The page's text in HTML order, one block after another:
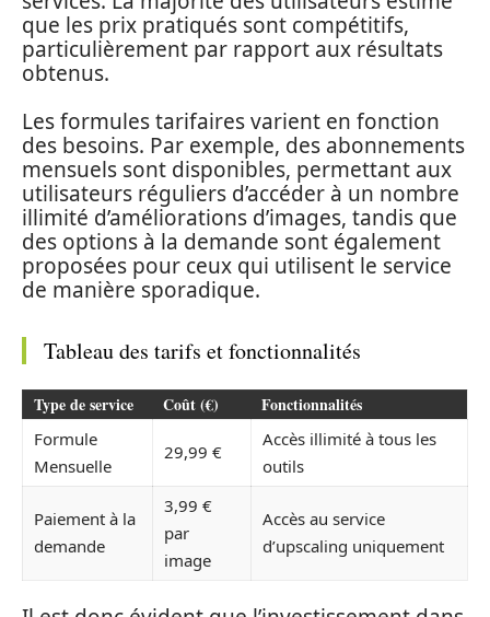
que les prix pratiqués sont compétitifs,
particulièrement par rapport aux résultats
obtenus.
Les formules tarifaires varient en fonction
des besoins. Par exemple, des abonnements
mensuels sont disponibles, permettant aux
utilisateurs réguliers d’accéder à un nombre
illimité d’améliorations d’images, tandis que
des options à la demande sont également
proposées pour ceux qui utilisent le service
de manière sporadique.
Tableau des tarifs et fonctionnalités
Type de service Coût (€) Fonctionnalités
Formule
Mensuelle
29,99 €
Accès illimité à tous les
outils
Paiement à la
demande
3,99 €
par
image
Accès au service
d’upscaling uniquement